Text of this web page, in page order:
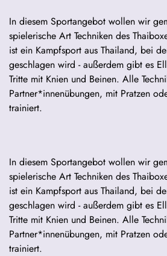
In diesem Sportangebot wollen wir
spielerische Art Techniken des
ist ein Kampfsport aus Thailand, bei
geschlagen wird - außerdem gibt es
Tritte mit Knien und Beinen. Alle
Partner*innenübungen, mit Pratzen
trainiert.
In diesem Sportangebot wollen wir
spielerische Art Techniken des
ist ein Kampfsport aus Thailand, bei
geschlagen wird - außerdem gibt es
Tritte mit Knien und Beinen. Alle
Partner*innenübungen, mit Pratzen
trainiert.